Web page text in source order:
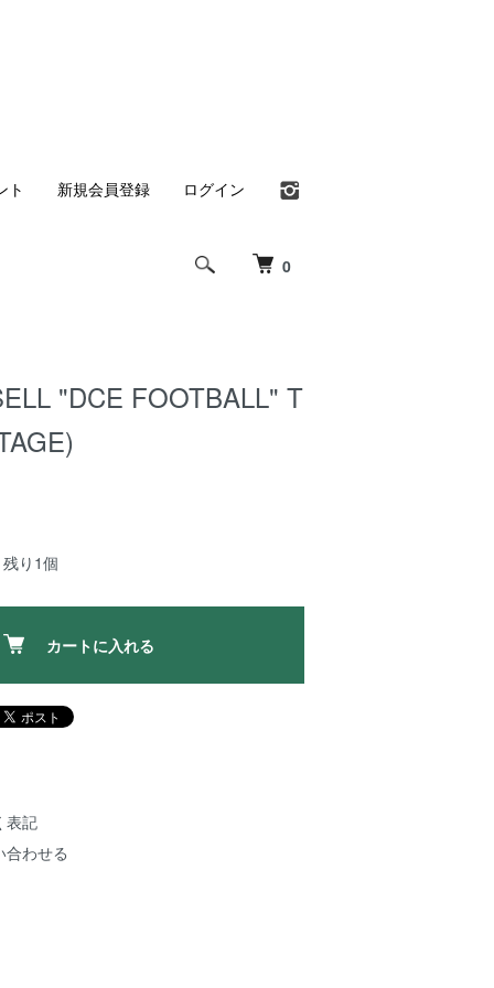
0
ト 新規会員登録 ログイン
"DCE FOOTBALL" T
り1個
カートに入れる
表記
合わせる